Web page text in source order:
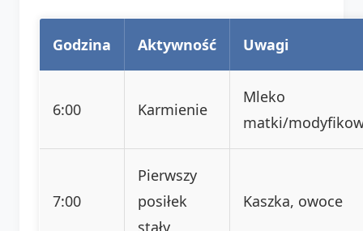
Godzina Aktywność Uwagi
6:00 Karmienie
Mleko
matki/
7:00
Pierwszy
posiłek
stały
Kaszka, owoce